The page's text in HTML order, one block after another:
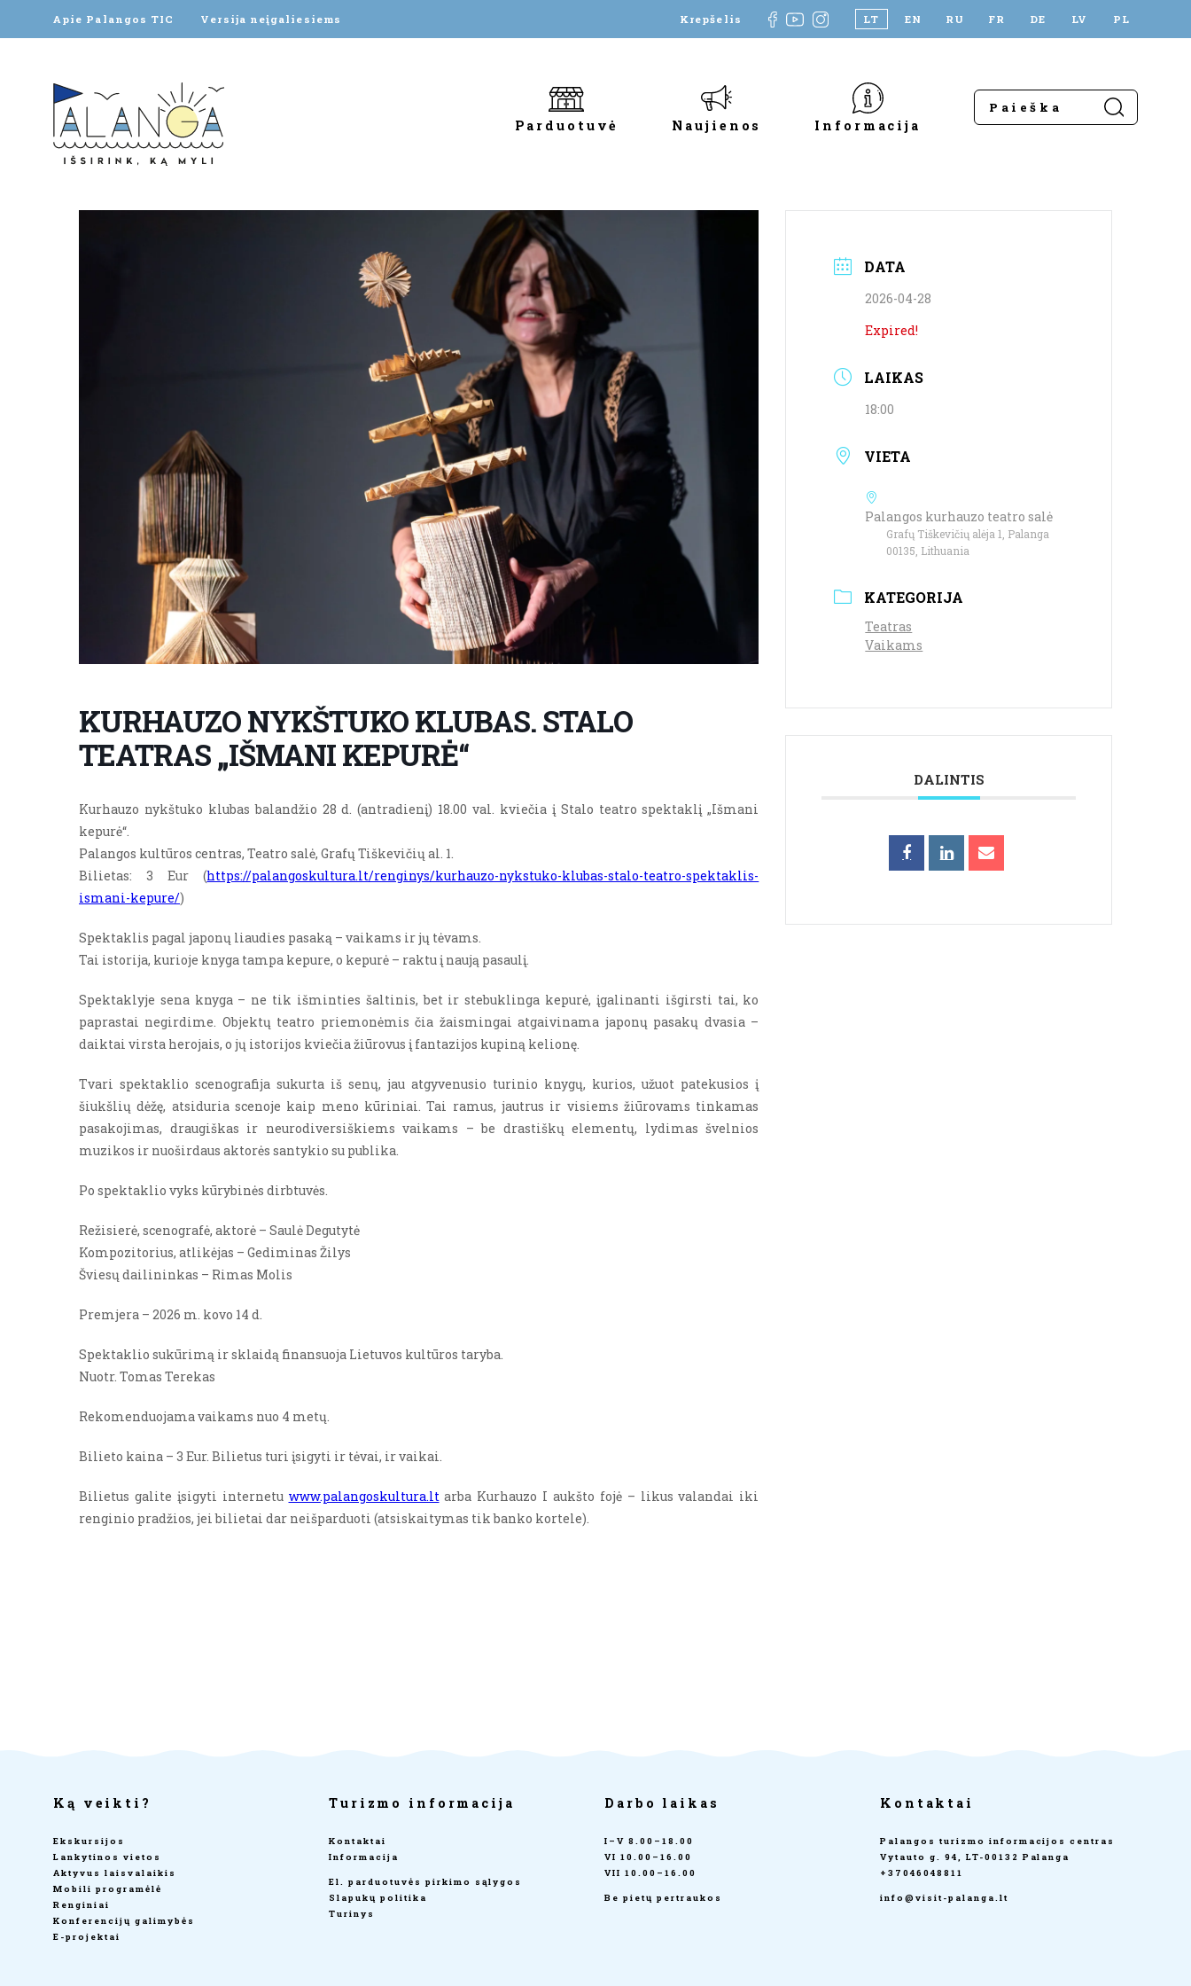
Apie Palangos TIC Versija neįgaliesiems Krepšelis LT EN RU FR DE LV PL
Parduotuvė Naujienos Informacija
KURHAUZO NYKŠTUKO KLUBAS. STALO
TEATRAS „IŠMANI KEPURĖ“
Kurhauzo nykštuko klubas balandžio 28 d. (antradienį) 18.00 val. kviečia į Stalo teatro spektaklį „Išmani
kepurė“.
Palangos kultūros centras, Teatro salė, Grafų Tiškevičių al. 1.
Bilietas: 3 Eur (https://palangoskultura.lt/renginys/kurhauzo-nykstuko-klubas-stalo-teatro-spektaklis-
ismani-kepure/)
Spektaklis pagal japonų liaudies pasaką – vaikams ir jų tėvams.
Tai istorija, kurioje knyga tampa kepure, o kepurė – raktu į naują pasaulį.
Spektaklyje sena knyga – ne tik išminties šaltinis, bet ir stebuklinga kepurė, įgalinanti išgirsti tai, ko
paprastai negirdime. Objektų teatro priemonėmis čia žaismingai atgaivinama japonų pasakų dvasia –
daiktai virsta herojais, o jų istorijos kviečia žiūrovus į fantazijos kupiną kelionę.
Tvari spektaklio scenografija sukurta iš senų, jau atgyvenusio turinio knygų, kurios, užuot patekusios į
šiukšlių dėžę, atsiduria scenoje kaip meno kūriniai. Tai ramus, jautrus ir visiems žiūrovams tinkamas
pasakojimas, draugiškas ir neurodiversiškiems vaikams – be drastiškų elementų, lydimas švelnios
muzikos ir nuoširdaus aktorės santykio su publika.
Po spektaklio vyks kūrybinės dirbtuvės.
Režisierė, scenografė, aktorė – Saulė Degutytė
Kompozitorius, atlikėjas – Gediminas Žilys
Šviesų dailininkas – Rimas Molis
Premjera – 2026 m. kovo 14 d.
Spektaklio sukūrimą ir sklaidą finansuoja Lietuvos kultūros taryba.
Nuotr. Tomas Terekas
Rekomenduojama vaikams nuo 4 metų.
Bilieto kaina – 3 Eur. Bilietus turi įsigyti ir tėvai, ir vaikai.
Bilietus galite įsigyti internetu www.palangoskultura.ltarba Kurhauzo I aukšto fojė – likus valandai iki
renginio pradžios, jei bilietai dar neišparduoti (atsiskaitymas tik banko kortele).
DATA
2026-04-28
Expired!
LAIKAS
18:00
VIETA
Palangos kurhauzo teatro salė
Grafų Tiškevičių alėja 1, Palanga
00135, Lithuania
KATEGORIJA
Teatras
Vaikams
DALINTIS
Ką veikti?
Ekskursijos
Lankytinos vietos
Aktyvus laisvalaikis
Mobili programėlė
Renginiai
Konferencijų galimybės
E-projektai
Turizmo informacija
Kontaktai
Informacija
El. parduotuvės pirkimo sąlygos
Slapukų politika
Turinys
Darbo laikas
I–V 8.00–18.00
VI 10.00–16.00
VII 10.00–16.00
Be pietų pertraukos
Kontaktai
Palangos turizmo informacijos centras
Vytauto g. 94, LT-00132 Palanga
+37046048811
info@visit-palanga.lt